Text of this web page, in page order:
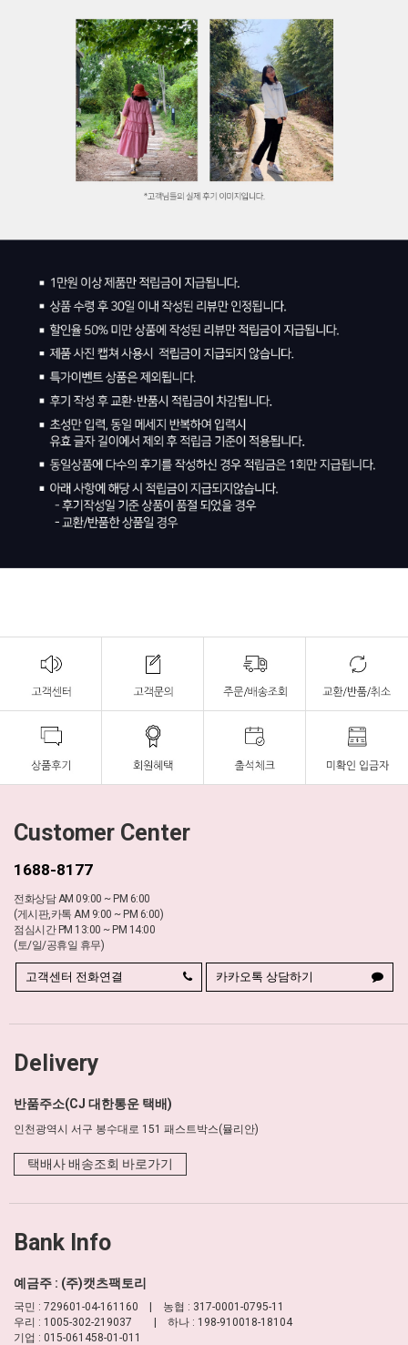
Customer Center
1688-8177
전화상담 AM 09:00 ~ PM 6:00
(게시판,카톡 AM 9:00 ~ PM 6:00)
점심시간 PM 13:00 ~ PM 14:00
(토/일/공휴일 휴무)
고객센터 전화연결 카카오톡 상담하기
Delivery
반품주소(CJ 대한통운 택배)
인천광역시 서구 봉수대로 151 패스트박스(뮬리안)
택배사 배송조회 바로가기
Bank Info
예금주 : (주)캣츠팩토리
국민 : 729601-04-161160 | 농협 : 317-0001-0795-11
우리 : 1005-302-219037 | 하나 : 198-910018-18104
기업 : 015-061458-01-011